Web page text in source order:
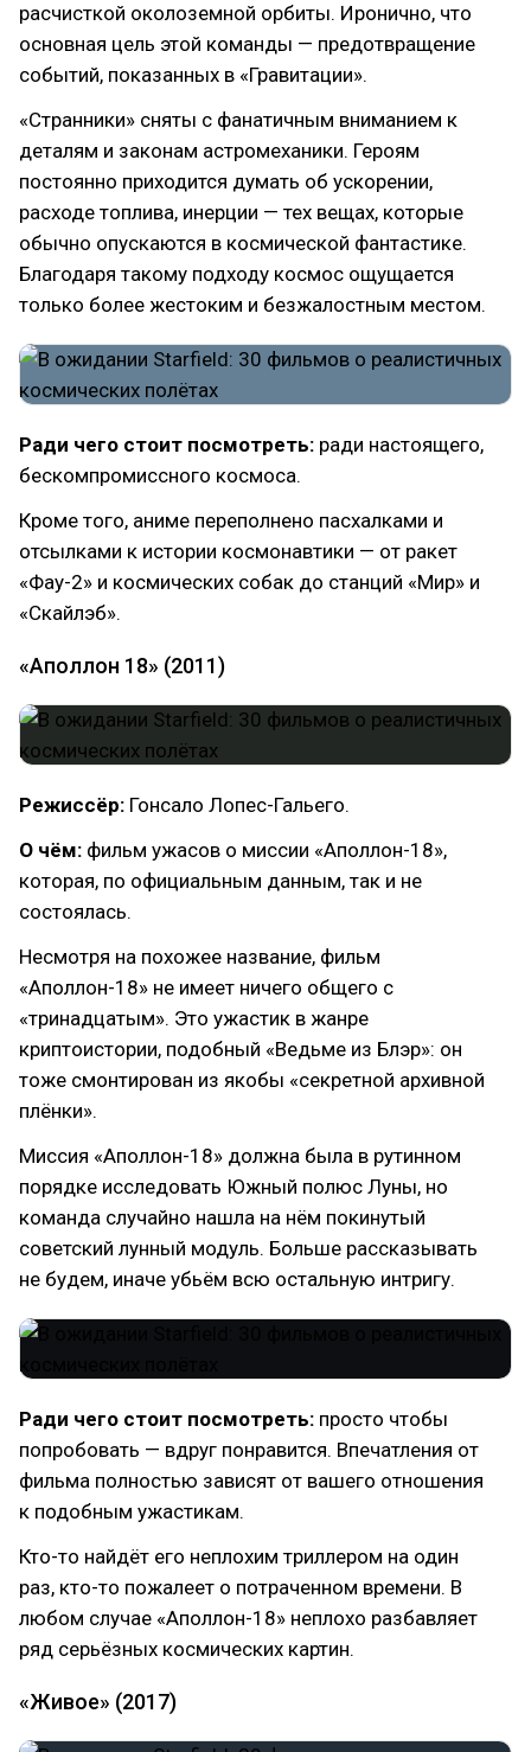
расчисткой околоземной орбиты. Иронично, что
основная цель этой команды — предотвращение
событий, показанных в «Гравитации».
«Странники» сняты с фанатичным вниманием к
деталям и законам астромеханики. Героям
постоянно приходится думать об ускорении,
расходе топлива, инерции — тех вещах, которые
обычно опускаются в космической фантастике.
Благодаря такому подходу космос ощущается
только более жестоким и безжалостным местом.
Ради чего стоит посмотреть: ради настоящего,
бескомпромиссного космоса.
Кроме того, аниме переполнено пасхалками и
отсылками к истории космонавтики — от ракет
«Фау-2» и космических собак до станций «Мир» и
«Скайлэб».
«Аполлон 18» (2011)
Режиссёр: Гонсало Лопес-Гальего.
О чём: фильм ужасов о миссии «Аполлон-18»,
которая, по официальным данным, так и не
состоялась.
Несмотря на похожее название, фильм
«Аполлон-18» не имеет ничего общего с
«тринадцатым». Это ужастик в жанре
криптоистории, подобный «Ведьме из Блэр»: он
тоже смонтирован из якобы «секретной архивной
плёнки».
Миссия «Аполлон-18» должна была в рутинном
порядке исследовать Южный полюс Луны, но
команда случайно нашла на нём покинутый
советский лунный модуль. Больше рассказывать
не будем, иначе убьём всю остальную интригу.
Ради чего стоит посмотреть: просто чтобы
попробовать — вдруг понравится. Впечатления от
фильма полностью зависят от вашего отношения
к подобным ужастикам.
Кто-то найдёт его неплохим триллером на один
раз, кто-то пожалеет о потраченном времени. В
любом случае «Аполлон-18» неплохо разбавляет
ряд серьёзных космических картин.
«Живое» (2017)